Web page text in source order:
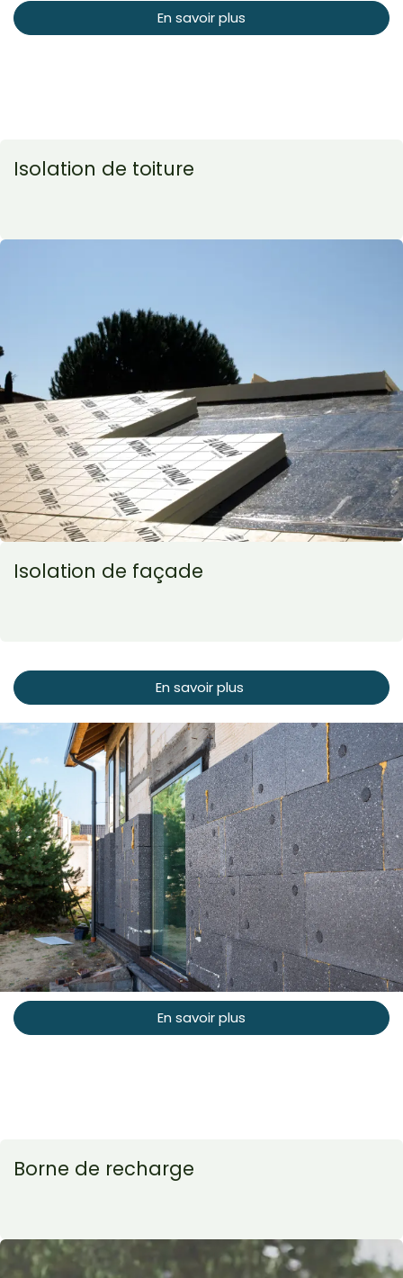
En savoir plus
Isolation de toiture
Isolation de façade
En savoir plus
En savoir plus
Borne de recharge